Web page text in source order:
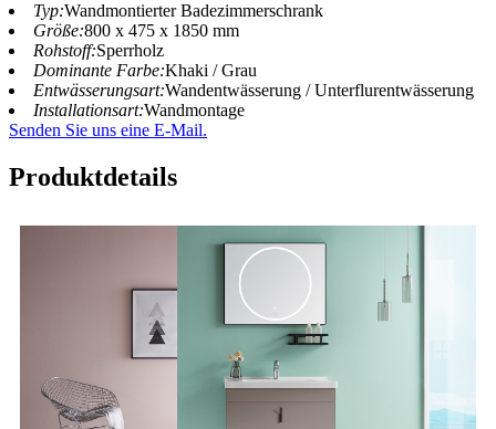
Typ:Wandmontierter Badezimmerschrank
Größe:800 x 475 x 1850 mm
Rohstoff:Sperrholz
Dominante Farbe:Khaki / Grau
Entwässerungsart:Wandentwässerung / Unterflurentwässerung
Installationsart:Wandmontage
Senden Sie uns eine E-Mail.
Produktdetails